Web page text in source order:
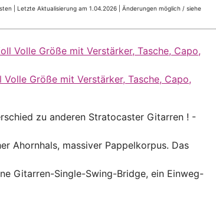
| Letzte Aktualisierung am 1.04.2026 | Änderungen möglich / siehe
Größe mit Verstärker, Tasche, Capo,
zu anderen Stratocaster Gitarren ! -
Ahornhals, massiver Pappelkorpus. Das
Gitarren-Single-Swing-Bridge, ein Einweg-